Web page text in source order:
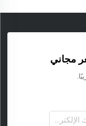
مجاني